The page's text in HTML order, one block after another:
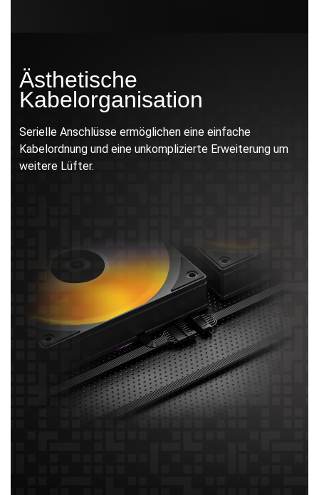
Ästhetische
Kabelorganisation
Serielle Anschlüsse ermöglichen eine einfache
Kabelordnung und eine unkomplizierte Erweiterung um
weitere Lüfter.